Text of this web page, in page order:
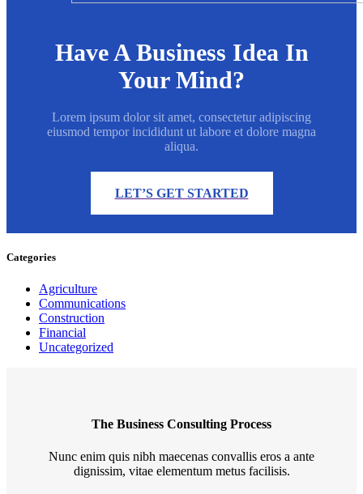
Have A Business Idea In
Your Mind?
Lorem ipsum dolor sit amet, consectetur adipiscing
eiusmod tempor incididunt ut labore et dolore magna
aliqua.
LET’S GET STARTED
Categories
Agriculture
Communications
Construction
Financial
Uncategorized
The Business Consulting Process
Nunc enim quis nibh maecenas convallis eros a ante
dignissim, vitae elementum metus facilisis.